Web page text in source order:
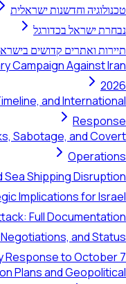
וחדשנות ישראלית
ישראל בכדורגל
ואתרים קדושים
Campaign Against
and
Sabotage, and
Sea Shipping
Implications for
Full
and
Response to October
Plans and